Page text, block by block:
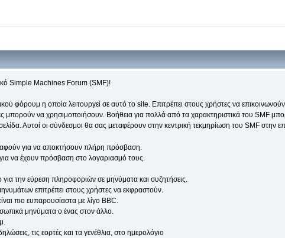
Simple Machines Forum (SMF)!
φόρουμ η οποία λειτουργεί σε αυτό το site. Επιτρέπει στους χρήστες να
να χρησιμοποιήσουν. Βοήθεια για πολλά από τα χαρακτηριστικά του SMF
Αυτοί οι σύνδεσμοι θα σας μεταφέρουν στην κεντρική τεκμηρίωση του SMF στην
για να αποκτήσουν πλήρη πρόσβαση.
να έχουν πρόσβαση στο λογαριασμό τους.
για την εύρεση πληροφοριών σε μηνύματα και συζητήσεις.
επιτρέπει στους χρήστες να εκφραστούν.
πιο ευπαρουσίαστα με λίγο BBC.
μηνύματα ο ένας στον άλλο.
τις εορτές και τα γενέθλια, στο ημερολόγιο